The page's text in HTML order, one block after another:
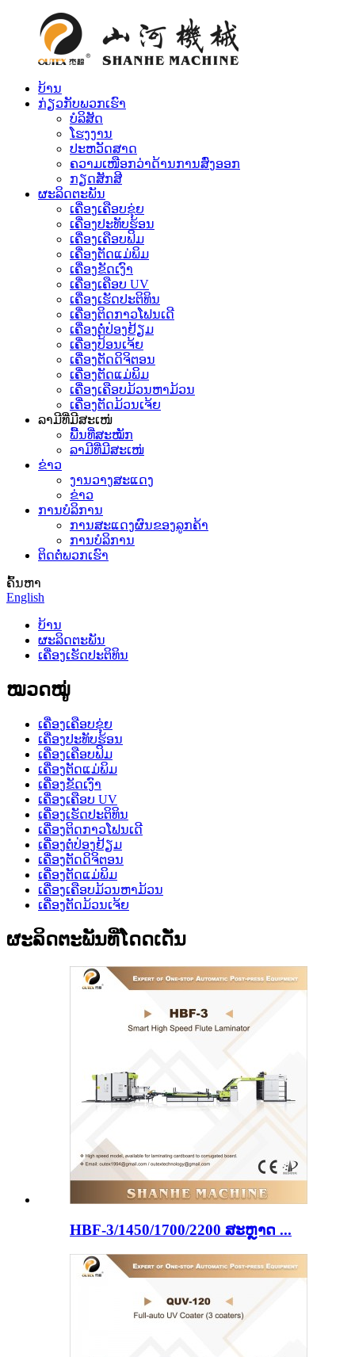
ບ້ານ
ກ່ຽວກັບພວກເຮົາ
ບໍລິສັດ
ໂຮງງານ
ປະຫວັດສາດ
ຄວາມເໜືອກວ່າດ້ານການສົ່ງອອກ
ກຽດສັກສີ
ຜະລິດຕະພັນ
ເຄື່ອງເຄືອບຂຸ່ຍ
ເຄື່ອງປະທັບຮ້ອນ
ເຄື່ອງເຄືອບຟິມ
ເຄື່ອງຕັດແມ່ພິມ
ເຄື່ອງຂັດເງົາ
ເຄື່ອງເຄືອບ UV
ເຄື່ອງເຮັດປະຕິທິນ
ເຄື່ອງຕິດກາວໂຟນເດີ
ເຄື່ອງຕໍ່ປ່ອງຢ້ຽມ
ເຄື່ອງປ້ອນເຈ້ຍ
ເຄື່ອງຕັດດິຈິຕອນ
ເຄື່ອງຕັດແມ່ພິມ
ເຄື່ອງເຄືອບມ້ວນຫາມ້ວນ
ເຄື່ອງຕັດມ້ວນເຈ້ຍ
ລາມີທີ່ມີສະເໜ່
ພື້ນທີ່ສະໝັກ
ລາມີທີ່ມີສະເໜ່
ຂ່າວ
ງານວາງສະແດງ
ຂ່າວ
ການບໍລິການ
ການສະແດງຜົນຂອງລູກຄ້າ
ການບໍລິການ
ຕິດຕໍ່ພວກເຮົາ
ຄົ້ນຫາ
English
ບ້ານ
ຜະລິດຕະພັນ
ເຄື່ອງເຮັດປະຕິທິນ
ໝວດໝູ່
ເຄື່ອງເຄືອບຂຸ່ຍ
ເຄື່ອງປະທັບຮ້ອນ
ເຄື່ອງເຄືອບຟິມ
ເຄື່ອງຕັດແມ່ພິມ
ເຄື່ອງຂັດເງົາ
ເຄື່ອງເຄືອບ UV
ເຄື່ອງເຮັດປະຕິທິນ
ເຄື່ອງຕິດກາວໂຟນເດີ
ເຄື່ອງຕໍ່ປ່ອງຢ້ຽມ
ເຄື່ອງຕັດດິຈິຕອນ
ເຄື່ອງຕັດແມ່ພິມ
ເຄື່ອງເຄືອບມ້ວນຫາມ້ວນ
ເຄື່ອງຕັດມ້ວນເຈ້ຍ
ຜະລິດຕະພັນທີ່ໂດດເດັ່ນ
HBF-3/1450/1700/2200 ສະຫຼາດ ...